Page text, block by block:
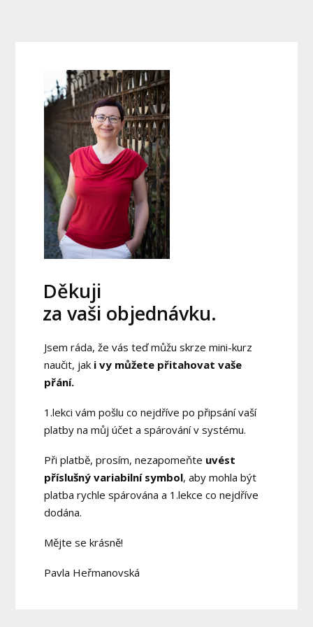
Děkuji
za vaši objednávku.
Jsem ráda, že vás teď můžu skrze mini-kurz
naučit, jak i vy můžete přitahovat vaše
přání.
1.lekci vám pošlu co nejdříve po připsání vaší
platby na můj účet a spárování v systému.
Při platbě, prosím, nezapomeňte uvést
příslušný variabilní symbol, aby mohla být
platba rychle spárována a 1.lekce co nejdříve
dodána.
Mějte se krásně!
Pavla Heřmanovská